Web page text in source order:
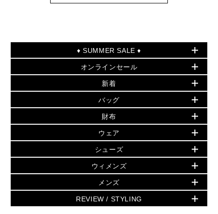
♦ SUMMER SALE ♦
セールおすすめアイテム
▶ ウィメンズ
バッグ
小物
シューズ・靴
ウェア
アクセサリー
時計
▶ メンズ
バッグ
オンラインセール
PRODUCT OF THE MONTH - 今月の特別価格
再値下げアイテム
追加アイテム
▶ ウィメンズすべて(ウェア・シューズ除く)
バッグ
財布・小物
ウェア
シューズ
時計・ジュエリー
新着
夏のスタイル
▶ すべて
▶ ウィメンズすべて
財布・小物
アクセサリー
フレグランス
シューズ
バッグ
人気の定番アイテム
日本限定 - バッグ
▶ ウィメンズすべて
トートバッグ
ショルダーバッグ
クロスボディ・斜め掛け
財布
日本限定 - 財布・小物
▶ ウィメンズすべて
GREENWICH
折り財布(二つ折り・三つ折り)
長財布
ウェア
▶ ウィメンズすべて
トップス
スカート・パンツ
ジャケット・アウター
シューズ
▶ ウィメンズすべて
サンダル
スニーカー
ウィメンズ
人気の定番アイテム
▶ ウィメンズすべて
メンズ
▶ メンズすべて
REVIEW / STYLING